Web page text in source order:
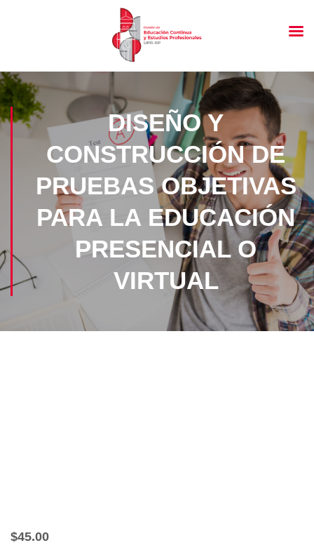
DISEÑO Y
CONSTRUCCIÓN DE
PRUEBAS OBJETIVAS
PARA LA EDUCACIÓN
PRESENCIAL O
VIRTUAL
$45.00